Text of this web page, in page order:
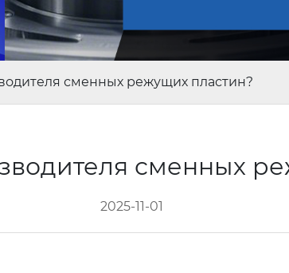
сменных режущих пластин?
сменных
2025-11-01